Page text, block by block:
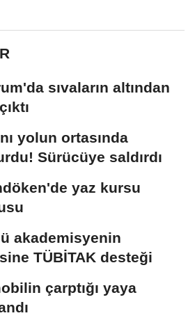
sıvaların altından
yolun ortasında
Sürücüye saldırdı
yaz kursu
akademisyenin
TÜBİTAK desteği
çarptığı yaya